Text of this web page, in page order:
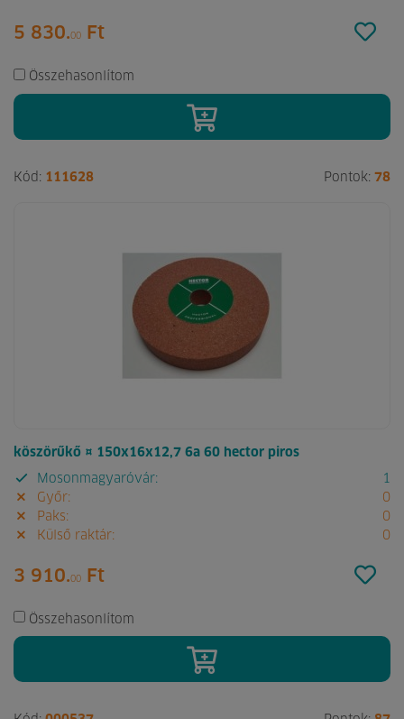
5 830.00 Ft
Összehasonlítom
Kód: 111628 Pontok: 78
köszörűkő ¤ 150x16x12,7 6a 60 hector piros
Mosonmagyaróvár:
1
Győr:
0
Paks:
0
Külső raktár:
0
3 910.00 Ft
Összehasonlítom